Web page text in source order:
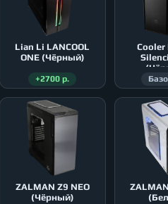
Lian Li LANCOOL
ONE (Чёрный)
+2700 р.
Cooler
ZALMAN Z9 NEO
(Чёрный)